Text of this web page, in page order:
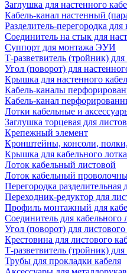
Заглушка для настенного
Кабель-канал настенный
Разделитель-перегородка
Соединитель на стык для
Суппорт для монтажа ЭУИ
Т-разветвитель (тройник)
Угол (поворот) для
Крышка для настенного
Кабель-каналы
Кабель-канал
Лотки кабельные и
Заглушка торцевая для
Крепежный элемент
Кронштейны, консоли,
Крышка для кабельного лотка
Лоток кабельный листовой
Лоток кабельный
Перегородка разделительная
Переходник-редуктор для
Профиль монтажный для
Соединитель для кабельного
Угол (поворот) для листового
Крестовина для листового
Т-разветвитель (тройник)
Трубы для прокладки кабеля